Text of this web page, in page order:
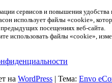
сервисов и повышения удобства
использует файлы «cookie»,
посещениях веб-сайта.
использовать файлы «cookie»,
на WordPress | Тема: Envo